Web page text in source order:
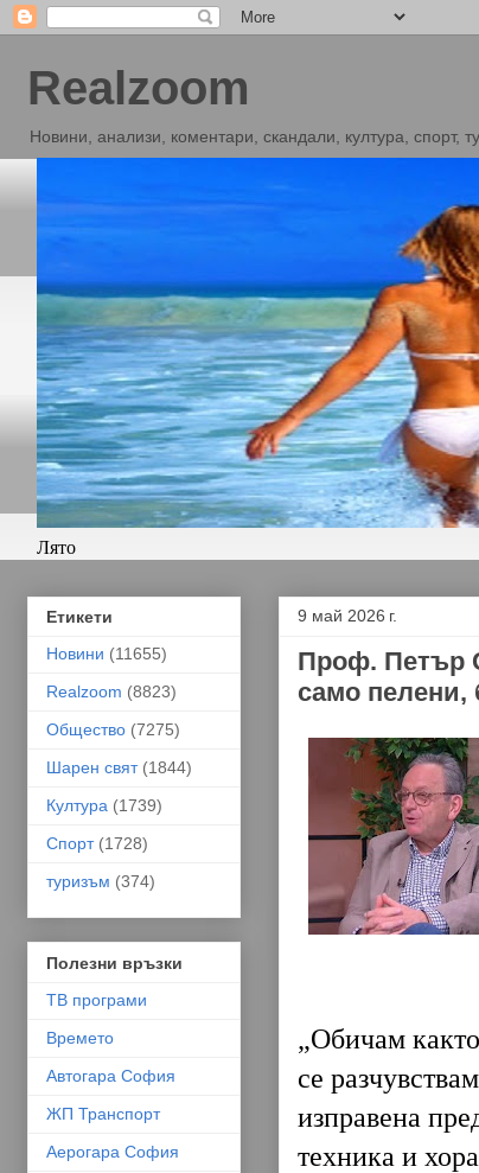
Realzoom
Новини, анализи, коментари, скандали, култура, спорт,
Лято
9 май 2026 г.
Проф. Петър
само пелени,
„Обичам
се
изправена
техника и
Етикети
Новини (11655)
Realzoom (8823)
Общество (7275)
Шарен свят (1844)
Култура (1739)
Спорт (1728)
туризъм (374)
Полезни връзки
ТВ програми
Времето
Автогара София
ЖП Транспорт
Аерогара София